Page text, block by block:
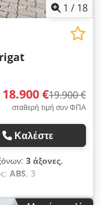
1 / 18
18.900 €19.900 €
σταθερή τιμή συν ΦΠΑ
Καλέστε
3 άξονες,
ABS, 3
μονάδες από έτος